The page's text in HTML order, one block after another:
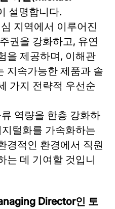
설명합니다.
지역에서 이루어진
권을 강화하고, 유연
을 제공하며, 이해관
지속가능한 제품과 솔
가지 전략적 우선순
역량을 한층 강화하
털화를 가속화하는
경적인 환경에서 직원
는 데 기여할 것입니
Director인 토